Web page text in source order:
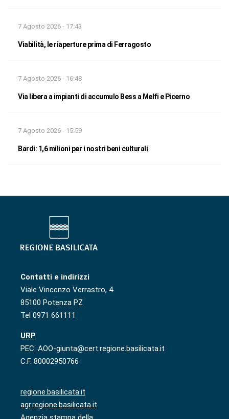
7 Agosto 2026 - 17:43
Viabilità, le riaperture prima di Ferragosto
7 Agosto 2026 - 16:48
Via libera a impianti di accumulo Bess a Melfi e Picerno
7 Agosto 2026 - 15:59
Bardi: 1,6 milioni per i nostri beni culturali
Contatti e indirizzi
Viale Vincenzo Verrastro, 4
85100 Potenza PZ
Tel 0971 661111
URP
PEC: AOO-giunta@cert.regione.basilicata.it
C.F. 80002950766
regione.basilicata.it
agr.regione.basilicata.it